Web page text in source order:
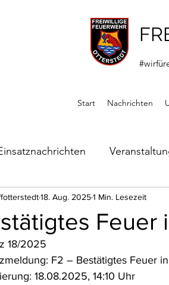
Start Nachrichten
Feuerwehrhaus Mitteilungen
Feuer
18. Aug. 20251 Min. Lesezeit
18/2025
F2 – Bestätigtes Feuer
18.08.2025, 14:10 Uhr